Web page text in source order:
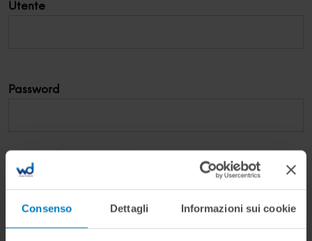
Consenso Dettagli Informazioni sui cookie
Utente
Password